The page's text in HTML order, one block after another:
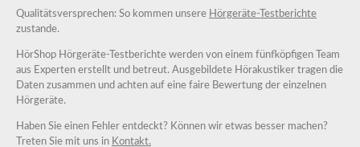
Qualitätsversprechen: So kommen unsere Hörgeräte-Testberichte
zustande.
HörShop Hörgeräte-Testberichte werden von einem fünfköpfigen Team
aus Experten erstellt und betreut. Ausgebildete Hörakustiker tragen die
Daten zusammen und achten auf eine faire Bewertung der einzelnen
Hörgeräte.
Haben Sie einen Fehler entdeckt? Können wir etwas besser machen?
Treten Sie mit uns in Kontakt.